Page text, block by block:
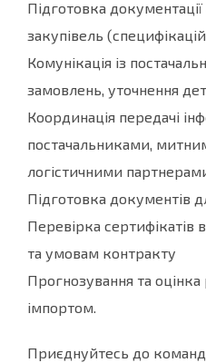
Підготовка
закупівель
Комунікація із
замовлень, уточнення
Координація передачі
постачальниками,
логістичними
Підготовка документів
Перевірка сертифікатів
та умовам контракту
Прогнозування та оцінка
імпортом.
Приєднуйтесь до